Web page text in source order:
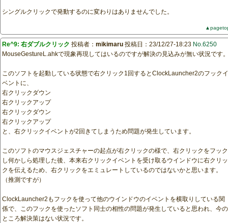
シングルクリックで発動するのに変わりはありませんでした。
Re^9: 右ダブルクリック 投稿者： mikimaru 投稿日：23/12/27-18:23 No.6250
MouseGestureL.ahkで現象再現してはいるのですが解決の見込みが無い状況です
このソフトを起動している状態で右クリック1回するとClockLauncher2のフックイ
ベントに、
右クリックダウン
右クリックアップ
右クリックダウン
右クリックアップ
と、右クリックイベントが2回きてしまうため問題が発生しています。
このソフトのマウスジェスチャーの起点が右クリックの様で、右クリックをフック
し何かしら処理した後、本来右クリックイベントを受け取るウインドウに右クリッ
クを伝えるため、右クリックをエミュレートしているのではないかと思います。
（推測ですが）
ClockLauncher2もフックを使って他のウインドウのイベントを横取りしている関
係で、このフックを使ったソフト同士の相性の問題が発生していると思われ、今の
ところ解決策はない状況です。